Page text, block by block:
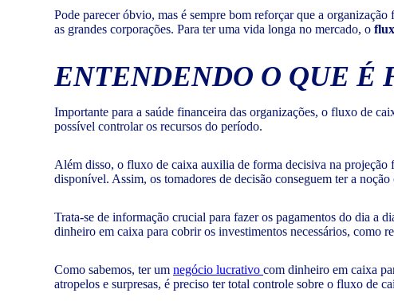
Pode parecer óbvio, mas é sempre bom reforçar que a
as grandes corporações. Para ter uma vida longa no mercado, o
ENTENDENDO O QUE É
Importante para a saúde financeira das organizações, o fluxo de
possível controlar os recursos do período.
Além disso, o fluxo de caixa auxilia de forma decisiva na projeção
disponível. Assim, os tomadores de decisão conseguem ter a
Trata-se de informação crucial para fazer os pagamentos do dia a
dinheiro em caixa para cobrir os investimentos necessários, como
Como sabemos, ter um negócio lucrativo com dinheiro em caixa
atropelos e surpresas, é preciso ter total controle sobre o fluxo de